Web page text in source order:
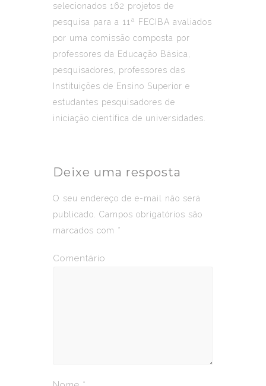
selecionados 162 projetos de
pesquisa para a 11ª FECIBA avaliados
por uma comissão composta por
professores da Educação Básica,
pesquisadores, professores das
Instituições de Ensino Superior e
estudantes pesquisadores de
iniciação científica de universidades.
Deixe uma resposta
O seu endereço de e-mail não será
publicado.
Campos obrigatórios são
marcados com *
Comentário